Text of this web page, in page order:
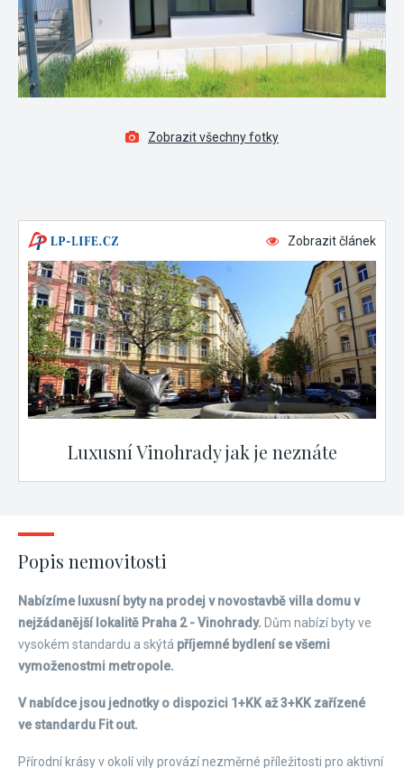
Zobrazit všechny fotky
Zobrazit článek
Luxusní Vinohrady jak je neznáte
Popis nemovitosti
Nabízíme luxusní byty na prodej v novostavbě villa domu v
nejžádanější lokalitě Praha 2 - Vinohrady. Dům nabízí byty ve
vysokém standardu a skýtá příjemné bydlení se všemi
vymoženostmi metropole.
V nabídce jsou jednotky o dispozici 1+KK až 3+KK zařízené
ve standardu Fit out.
Přírodní krásy v okolí vily provází nezměrné příležitosti pro aktivní